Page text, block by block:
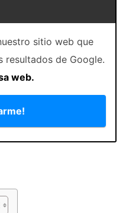
sitio web que
resultados de Google.
web.